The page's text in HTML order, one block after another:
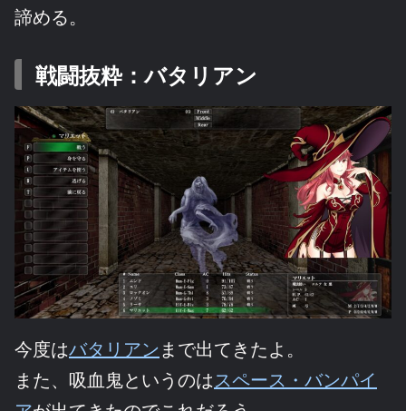
諦める。
戦闘抜粋：バタリアン
今度はバタリアンまで出てきたよ。
また、吸血鬼というのはスペース・バンパイ